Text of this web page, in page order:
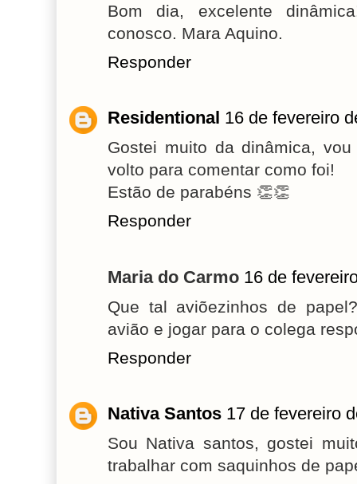
Bom dia, excelente
conosco. Mara Aquino.
Responder
Residentional 16 de fevereiro
Gostei muito da dinâmica,
volto para comentar como foi!
Estão de parabéns 👏👏
Responder
Maria do Carmo 16 de
Que tal aviõezinhos de
avião e jogar para o colega
Responder
Nativa Santos 17 de fevereiro
Sou Nativa santos, gostei
trabalhar com saquinhos de